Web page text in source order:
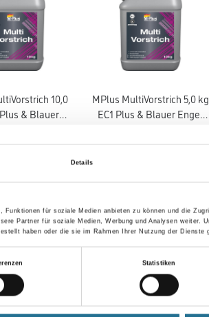
Details
für soziale Medien anbieten zu können und die
Partner für soziale Medien, Werbung und Analysen weiter.
haben oder die sie im Rahmen Ihrer Nutzung der Dienste
Statistiken
10,0
& Blauer
MPlus MultiVorstrich 5,0 kg
EC1 Plus & Blauer Engel
GEFAHRENHINWEISE